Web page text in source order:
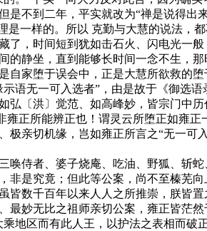
不到二年，平实就改为“禅是说得
一样的。所以 克勤与大慧的说法，
时间短到犹如击石火、闪电光一般
静坐，直到能够长时间一念不生，
家堕于误会中，正是大慧所欲救的
无一可入选者”，由是故于《御选
弘〔洪〕觉范、如高峰妙，皆宗门中
正所能辨正也！谓灵云所堕正如雍
亲切机缘，岂如雍正所言之“无一
侍者、婆子烧庵、吃油、野狐、斩
是究竟；但此等公案，尚不至榛芜
数千百年以来人人之所推崇，朕皆置
无比之祖师亲切公案，雍正皆茫然
地区而有此人王，以护法之表相而破